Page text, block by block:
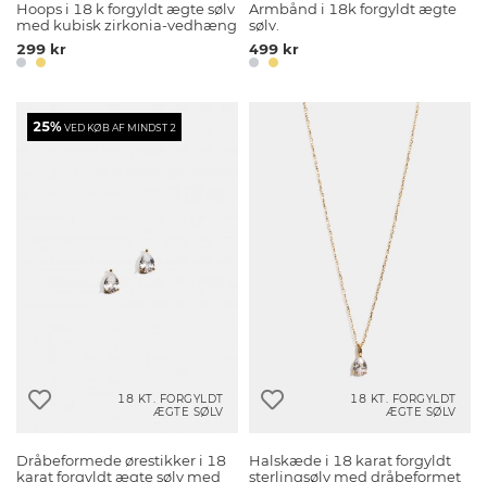
Hoops i 18 k forgyldt ægte sølv
med kubisk zirkonia-vedhæng
299 kr
Armbånd i 18k forgyldt ægte
sølv.
499 kr
25%VED KØB AF MINDST 2
18 KT. FORGYLDT
ÆGTE SØLV
Dråbeformede ørestikker i 18
karat forgyldt ægte sølv med
18 KT. FORGYLDT
ÆGTE SØLV
Halskæde i 18 karat forgyldt
sterlingsølv med dråbeformet